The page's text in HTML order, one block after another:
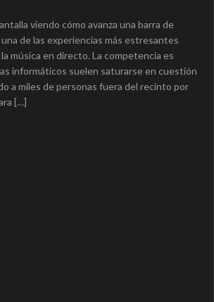
viendo cómo avanza una barra de
de las experiencias más estresantes
música en directo. La competencia es
informáticos suelen saturarse en cuestión
a miles de personas fuera del recinto por
[…]